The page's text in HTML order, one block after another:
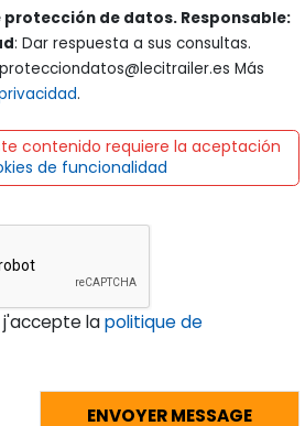
Más
.
contenido requiere la aceptación
de funcionalidad
la